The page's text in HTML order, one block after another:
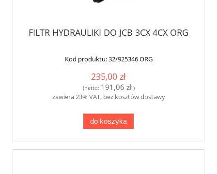
FILTR HYDRAULIKI DO JCB 3CX 4CX ORG
Kod produktu:32/925346 ORG
235,00 zł
(netto: 191,06 zł)
zawiera 23% VAT, bez kosztów dostawy
do koszyka